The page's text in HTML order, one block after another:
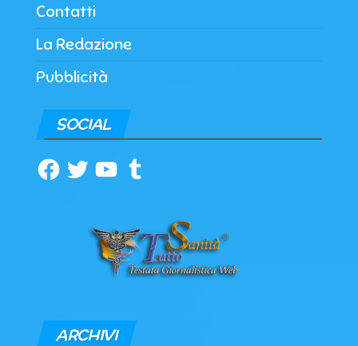
Contatti
La Redazione
Pubblicità
SOCIAL
Facebook
TwitterYouTubeTumblr
ARCHIVI